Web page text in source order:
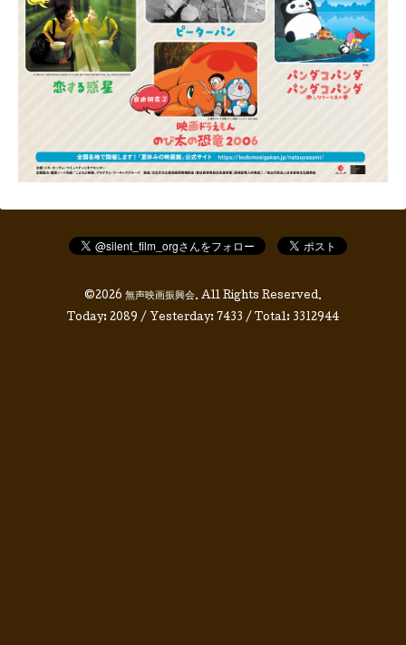
©2026 無声映画振興会. All Rights Reserved.
Today: 2089 / Yesterday: 7433 / Total: 3312944